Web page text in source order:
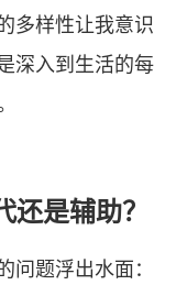
多样性让我意识
深入到生活的每
是辅助？
题浮出水面：